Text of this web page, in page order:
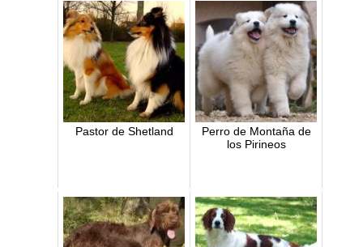
Pastor de Shetland
Perro de Montaña de
los Pirineos